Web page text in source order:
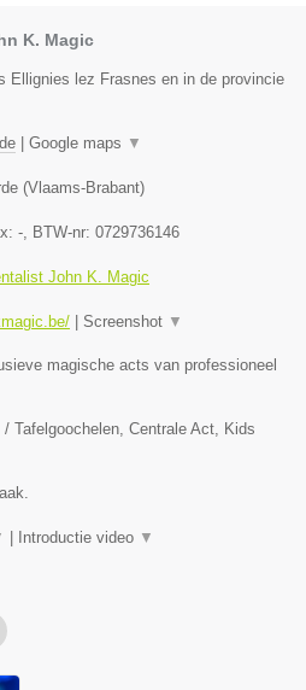
K. Magic
Ellignies lez Frasnes en in de provincie
Google maps ▼
(Vlaams-Brabant)
-, BTW-nr: 0729736146
John K. Magic
Screenshot ▼
magische acts van professioneel
Tafelgoochelen, Centrale Act, Kids
Introductie video ▼